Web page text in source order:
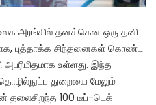
உலக அரங்கில் தனக்கென ஒரு தனி
புத்தாக்க சிந்தனைகள் கொண்ட
உள்ளது. இந்த
துறையை மேலும்
தலைசிறந்த 100 டீப்-டெக்